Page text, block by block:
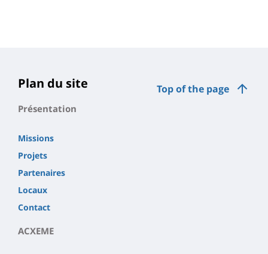
Top of the page
Plan du site
Présentation
Missions
Projets
Partenaires
Locaux
Contact
ACXEME